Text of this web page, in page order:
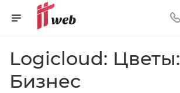
Logicloud: Цветы:
Бизнес